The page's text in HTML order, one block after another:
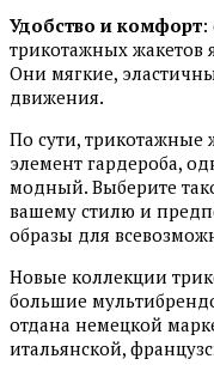
Удобство и комфорт:
трикотажных жакетов
Они мягкие,
движения.
По сути, трикотажные
элемент гардероба,
модный. Выберите
вашему стилю и
образы для
Новые коллекции
большие
отдана немецкой
итальянской,